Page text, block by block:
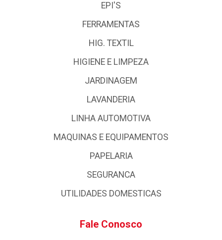
EPI'S
FERRAMENTAS
HIG. TEXTIL
HIGIENE E LIMPEZA
JARDINAGEM
LAVANDERIA
LINHA AUTOMOTIVA
MAQUINAS E EQUIPAMENTOS
PAPELARIA
SEGURANCA
UTILIDADES DOMESTICAS
Fale Conosco